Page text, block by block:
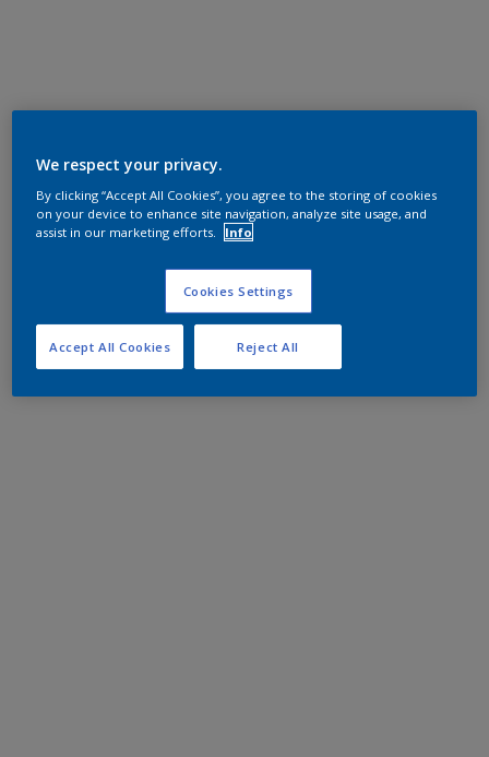
We respect your privacy.
By clicking “Accept All Cookies”, you agree to the storing of cookies
on your device to enhance site navigation, analyze site usage, and
assist in our marketing efforts.
Info
Cookies Settings
Reject All
Accept All Cookies